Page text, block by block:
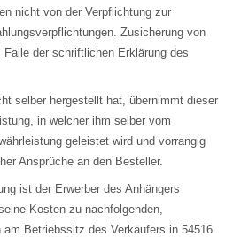
nicht von der Verpflichtung zur
Zusicherung von
der schriftlichen Erklärung des
selber hergestellt hat, übernimmt dieser
in welcher ihm selber vom
geleistet wird und vorrangig
Ansprüche an den Besteller.
ist der Erwerber des Anhängers
Kosten zu nachfolgenden,
Betriebssitz des Verkäufers in 54516